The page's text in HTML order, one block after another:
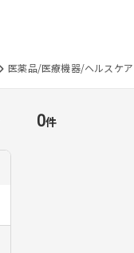
医薬品/医療機器/ヘルスケア
0件